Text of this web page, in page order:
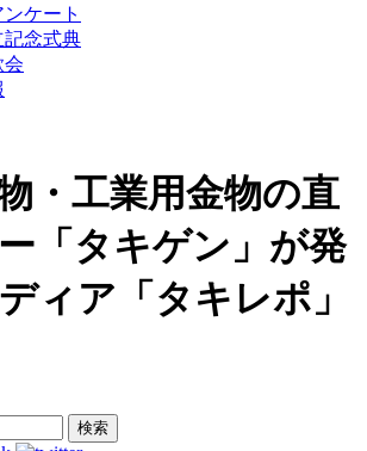
ケート
記念式典
会
・工業用金物の直
「タキゲン」が発
ィア「タキレポ」